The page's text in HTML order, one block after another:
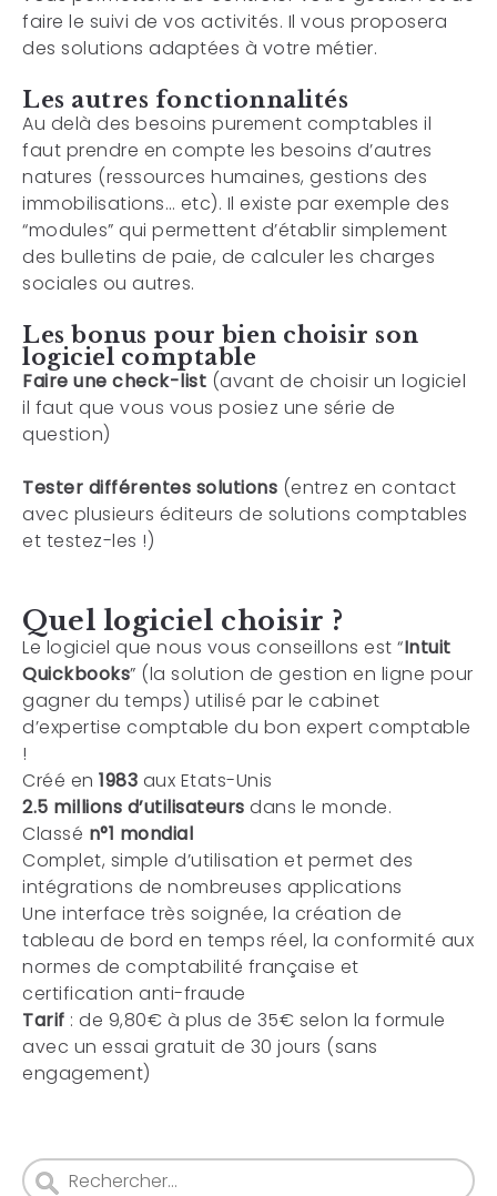
faire le suivi de vos activités. Il vous proposera
des solutions adaptées à votre métier.
Les autres fonctionnalités
Au delà des besoins purement comptables il
faut prendre en compte les besoins d’autres
natures (ressources humaines, gestions des
immobilisations… etc). Il existe par exemple des
“modules” qui permettent d’établir simplement
des bulletins de paie, de calculer les charges
sociales ou autres.
Les bonus pour bien choisir son
logiciel comptable
Faire une check-list (avant de choisir un logiciel
il faut que vous vous posiez une série de
question)
Tester différentes solutions (entrez en contact
avec plusieurs éditeurs de solutions comptables
et testez-les !)
Quel logiciel choisir ?
Le logiciel que nous vous conseillons est “Intuit
Quickbooks” (la solution de gestion en ligne pour
gagner du temps) utilisé par le cabinet
d’expertise comptable du bon expert comptable
!
Créé en 1983 aux Etats-Unis
2.5 millions d’utilisateurs dans le monde.
Classé n°1 mondial
Complet, simple d’utilisation et permet des
intégrations de nombreuses applications
Une interface très soignée, la création de
tableau de bord en temps réel, la conformité aux
normes de comptabilité française et
certification anti-fraude
Tarif : de 9,80€ à plus de 35€ selon la formule
avec un essai gratuit de 30 jours (sans
engagement)